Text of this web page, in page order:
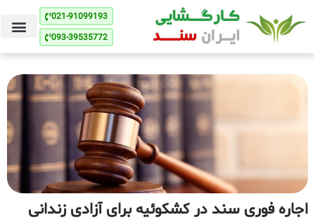
021-91099193
093-39535772
اجاره فوری سند در کشکوئیه برای آزادی زندانی